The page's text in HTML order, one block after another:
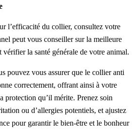
l’efficacité du collier, consultez votre
peut vous conseiller sur la meilleure
la santé générale de votre animal.
pouvez vous assurer que le collier anti
correctement, offrant ainsi à votre
protection qu’il mérite. Prenez soin
ou d’allergies potentiels, et ajustez
pour garantir le bien-être et le bonheur